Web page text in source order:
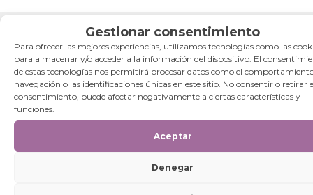
Gestionar consentimiento
Para ofrecer las mejores experiencias, utilizamos tecnologías como las
para almacenar y/o acceder a la información del dispositivo. El
de estas tecnologías nos permitirá procesar datos como el
navegación o las identificaciones únicas en este sitio. No consentir o retirar
consentimiento, puede afectar negativamente a ciertas características y
funciones.
Aceptar
Denegar